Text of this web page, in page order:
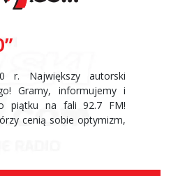
r. Największy autorski
Gramy, informujemy i
piątku na fali 92.7 FM!
cenią sobie optymizm,